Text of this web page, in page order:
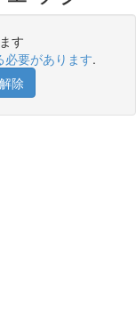
す
必要があります.
除